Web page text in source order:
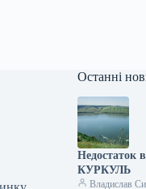
Останні
Недостаток
КУРКУЛЬ
Владислав